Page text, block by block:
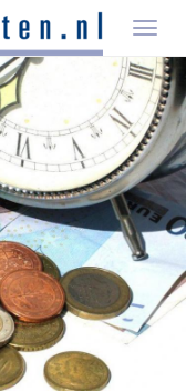
T
G
G
L
E
N
A
V
I
G
A
I
O